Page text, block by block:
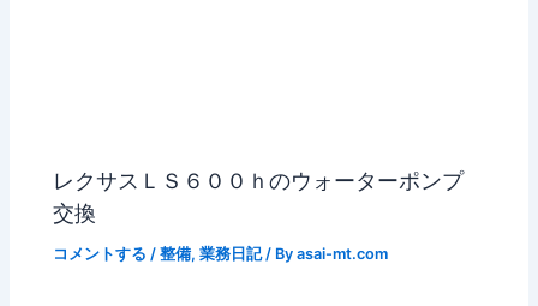
レクサスＬＳ６００ｈのウォーターポンプ
交換
コメントする /整備,業務日記/ Byasai-mt.com